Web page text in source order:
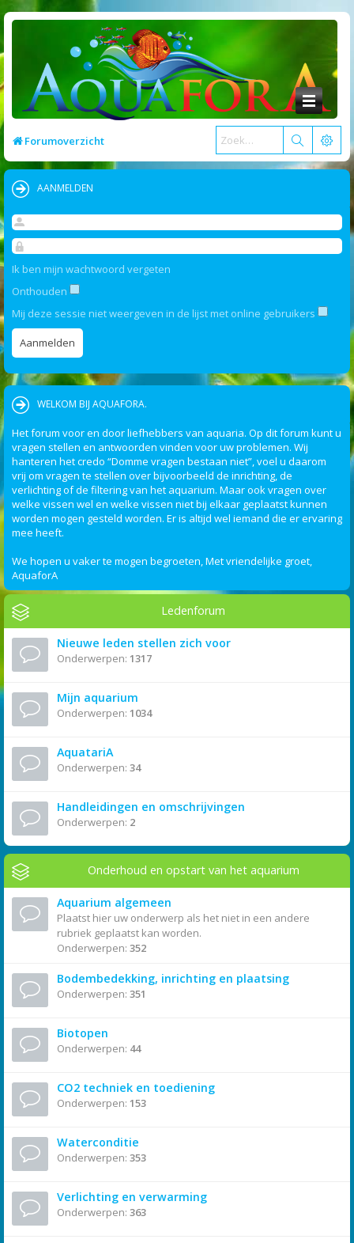
Forumoverzicht
AANMELDEN
Ik ben mijn wachtwoord vergeten
Onthouden
Mij deze sessie niet weergeven in de lijst met online gebruikers
WELKOM BIJ AQUAFORA.
Het forum voor en door liefhebbers van aquaria. Op dit forum kunt u
vragen stellen en antwoorden vinden voor uw problemen. Wij
hanteren het credo “Domme vragen bestaan niet”, voel u daarom
vrij om vragen te stellen over bijvoorbeeld de inrichting, de
verlichting of de filtering van het aquarium. Maar ook vragen over
welke vissen wel en welke vissen niet bij elkaar geplaatst kunnen
worden mogen gesteld worden. Er is altijd wel iemand die er ervaring
mee heeft.
We hopen u vaker te mogen begroeten, Met vriendelijke groet,
AquaforA
Ledenforum
Nieuwe leden stellen zich voor
Onderwerpen: 1317
Mijn aquarium
Onderwerpen: 1034
AquatariA
Onderwerpen: 34
Handleidingen en omschrijvingen
Onderwerpen: 2
Onderhoud en opstart van het aquarium
Aquarium algemeen
Plaatst hier uw onderwerp als het niet in een andere
rubriek geplaatst kan worden.
Onderwerpen: 352
Bodembedekking, inrichting en plaatsing
Onderwerpen: 351
Biotopen
Onderwerpen: 44
CO2 techniek en toediening
Onderwerpen: 153
Waterconditie
Onderwerpen: 353
Verlichting en verwarming
Onderwerpen: 363